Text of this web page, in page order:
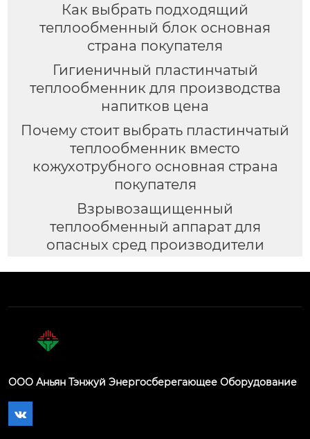
Как выбрать подходящий
теплообменный блок основная
страна покупателя
Гигиеничный пластинчатый
теплообменник для производства
напитков цена
Почему стоит выбрать пластинчатый
теплообменник вместо
кожухотрубного основная страна
покупателя
Взрывозащищенный
теплообменный аппарат для
опасных сред производители
ООО Аньян Тэнжуй Энергосберегающее Оборудование
